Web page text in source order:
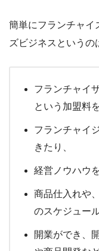
簡単にフランチャイ
ズビジネスというの
フランチャイ
という加盟料
フランチャイ
きたり、
経営ノウハウ
商品仕入れや
のスケジュー
開業ができ、